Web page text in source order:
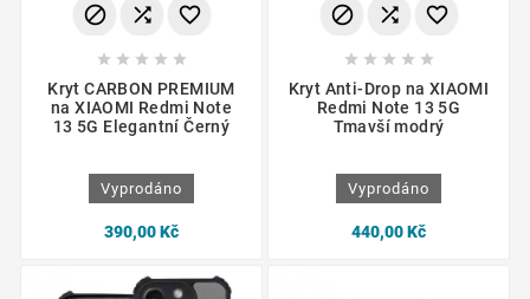
  
    
Kryt CARBON PREMIUM
na XIAOMI Redmi Note
13 5G Elegantní Černý
Vyprodáno
390,00 Kč
  
    
Kryt Anti-Drop na XIAOMI
Redmi Note 13 5G
Tmavší modrý
Vyprodáno
440,00 Kč